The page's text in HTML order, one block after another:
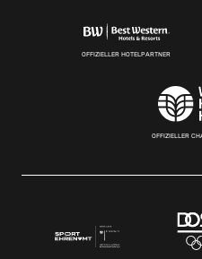
OFFIZIELLER HOTELPARTNER
OFFIZIELLER